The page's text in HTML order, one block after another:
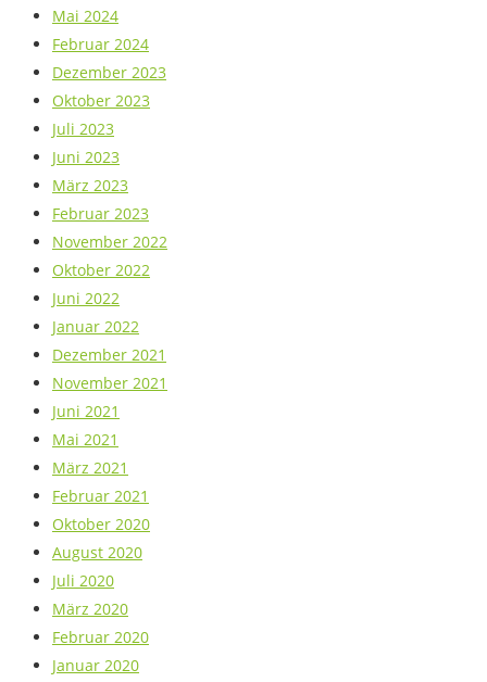
Mai 2024
Februar 2024
Dezember 2023
Oktober 2023
Juli 2023
Juni 2023
März 2023
Februar 2023
November 2022
Oktober 2022
Juni 2022
Januar 2022
Dezember 2021
November 2021
Juni 2021
Mai 2021
März 2021
Februar 2021
Oktober 2020
August 2020
Juli 2020
März 2020
Februar 2020
Januar 2020